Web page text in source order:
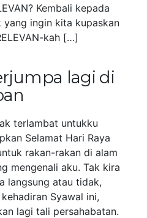
Kembali kepada
yang ingin kita kupaskan
kah […]
lagi di
terlambat untukku
Selamat Hari Raya
rakan-rakan di alam
mengenali aku. Tak kira
langsung atau tidak,
Syawal ini,
lagi tali persahabatan.